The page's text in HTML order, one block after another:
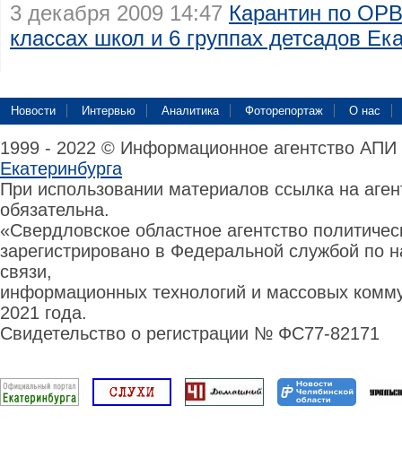
3 декабря 2009 14:47 Карантин по
классах школ и 6 группах детсадов
Новости Интервью Аналитика Фоторепортаж О нас
1999 - 2022 © Информационное агентство
Екатеринбурга
При использовании материалов ссылка на
обязательна.
«Свердловское областное агентство
зарегистрировано в Федеральной службой по
связи,
информационных технологий и массовых
2021 года.
Свидетельство о регистрации № ФС77-82171